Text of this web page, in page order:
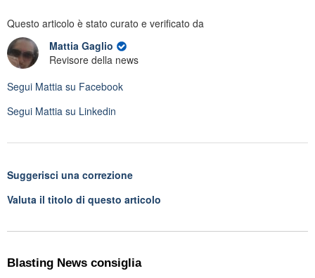
Questo articolo è stato curato e verificato da
Mattia Gaglio
Revisore della news
Segui Mattia su Facebook
Segui Mattia su Linkedin
Suggerisci una correzione
Valuta il titolo di questo articolo
Blasting News consiglia